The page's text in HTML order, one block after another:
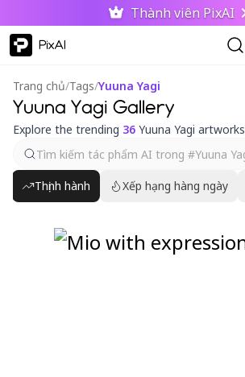
Thành viên PixAI
PixAI
Trang chủ/Tags/Yuuna Yagi
Yuuna Yagi Gallery
Explore the trending 36 Yuuna Yagi artworks
Thịnh hành Xếp hạng hàng ngày